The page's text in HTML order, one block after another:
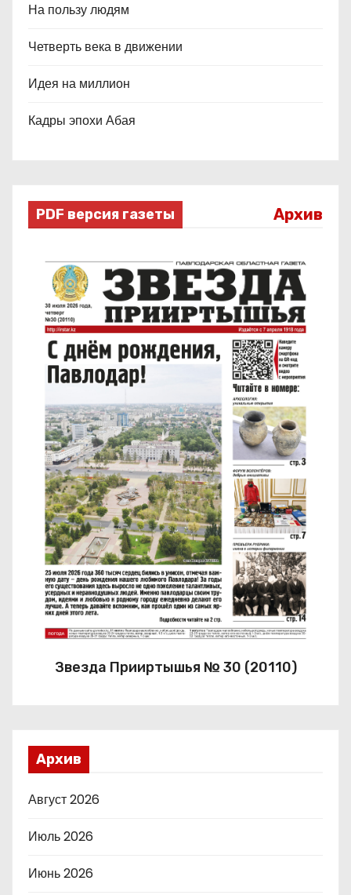
На пользу людям
Четверть века в движении
Идея на миллион
Кадры эпохи Абая
PDF версия газеты Архив
Звезда Прииртышья № 30 (20110)
Архив
Август 2026
Июль 2026
Июнь 2026